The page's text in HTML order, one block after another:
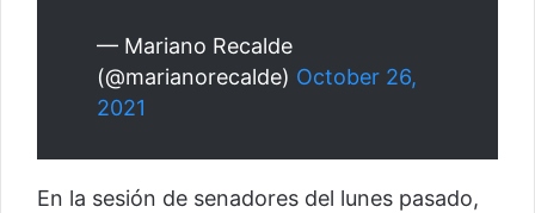
— Mariano Recalde
(@marianorecalde) October 26,
2021
En la sesión de senadores del lunes pasado,